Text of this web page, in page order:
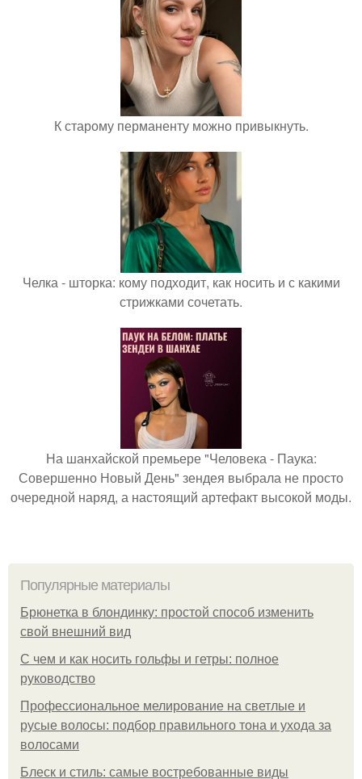
К старому перманенту можно привыкнуть.
Челка - шторка: кому подходит, как носить и с какими
стрижками сочетать.
На шанхайской премьере "Человека - Паука:
Совершенно Новый День" зендея выбрала не просто
очередной наряд, а настоящий артефакт высокой моды.
Популярные материалы
Брюнетка в блондинку: простой способ изменить
свой внешний вид
С чем и как носить гольфы и гетры: полное
руководство
Профессиональное мелирование на светлые и
русые волосы: подбор правильного тона и ухода за
волосами
Блеск и стиль: самые востребованные виды